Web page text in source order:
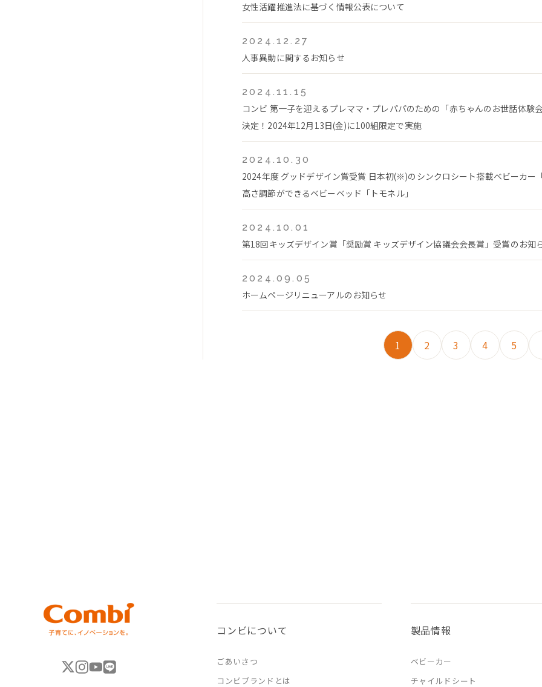
女性活躍推進法に基づく情報公表について
2024.12.27
人事異動に関するお知らせ
2024.11.15
コンビ 第一子を迎えるプレママ・プレパパのための「赤ちゃんのお世話体験
決定！2024年12月13日(金)に100組限定で実施
2024.10.30
2024年度 グッドデザイン賞受賞 日本初(※)のシンクロシート搭載ベビーカー
高さ調節ができるベビーベッド「トモネル」
2024.10.01
第18回キッズデザイン賞「奨励賞 キッズデザイン協議会会長賞」受賞のお知
2024.09.05
ホームページリニューアルのお知らせ
1 2 3 4 5
コンビについて
ごあいさつ
コンビブランドとは
製品情報
ベビーカー
チャイルドシート